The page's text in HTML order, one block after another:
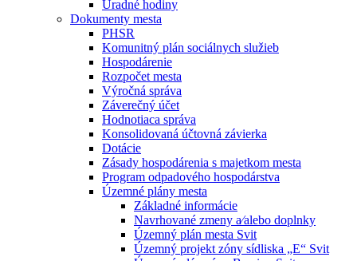
Úradné hodiny
Dokumenty mesta
PHSR
Komunitný plán sociálnych služieb
Hospodárenie
Rozpočet mesta
Výročná správa
Záverečný účet
Hodnotiaca správa
Konsolidovaná účtovná závierka
Dotácie
Zásady hospodárenia s majetkom mesta
Program odpadového hospodárstva
Územné plány mesta
Základné informácie
Navrhované zmeny a⁄alebo doplnky
Územný plán mesta Svit
Územný projekt zóny sídliska „E“ Svit